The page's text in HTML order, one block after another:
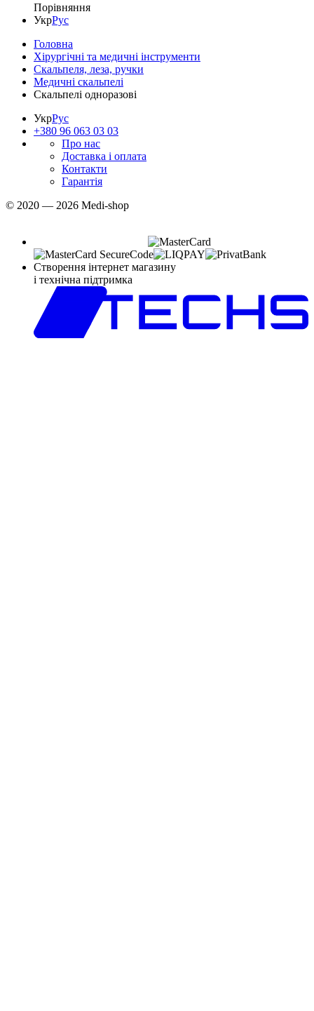
Порівняння
УкрРус
Головна
Хірургічні та медичні інструменти
Скальпеля, леза, ручки
Медичні скальпелі
Скальпелі одноразові
УкрРус
+380 96 063 03 03
Про нас
Доставка і оплата
Контакти
Гарантія
© 2020 — 2026 Medi-shop
Створення інтернет магазину
і технічна підтримка